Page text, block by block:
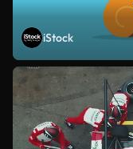
iStock